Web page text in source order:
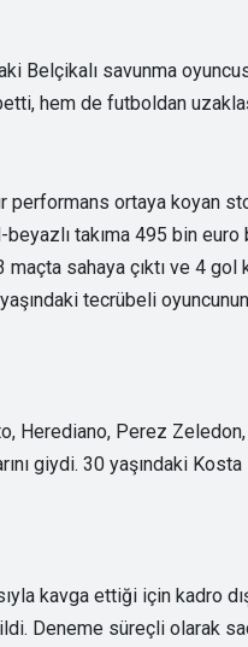
Belçikalı savunma
hem de futboldan
performans ortaya koyan
takıma 495 bin
sahaya çıktı ve 4
tecrübeli
Herediano, Perez
giydi. 30 yaşındaki
kavga ettiği için kadro
Deneme süreçli olarak